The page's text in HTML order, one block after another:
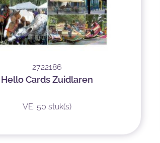
2722186
Hello Cards Zuidlaren
VE: 50 stuk(s)